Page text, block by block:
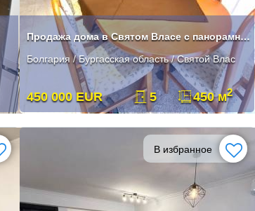
Продажа дома в Святом Власе с панорамным видом на море
Болгария / Бургасская область / Святой Влас
450 000 EUR 5 450 м2
В избранное